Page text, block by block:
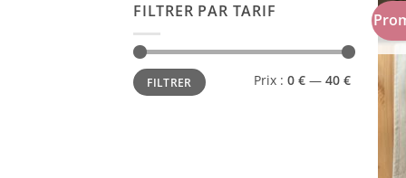
FILTRER PAR TARIF
Prix
min
Prix
maxFILTRER Prix : 0 € — 40 €